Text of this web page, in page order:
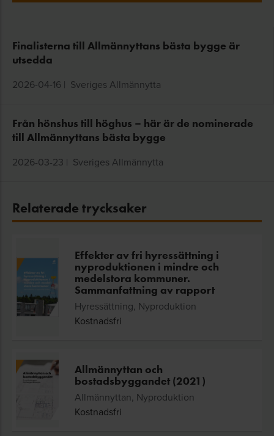
Finalisterna till Allmännyttans bästa bygge är
utsedda
2026-04-16 | Sveriges Allmännytta
Från hönshus till höghus – här är de nominerade
till Allmännyttans bästa bygge
2026-03-23 | Sveriges Allmännytta
Relaterade trycksaker
Effekter av fri hyressättning i
nyproduktionen i mindre och
medelstora kommuner.
Sammanfattning av rapport
Hyressättning, Nyproduktion
Kostnadsfri
Allmännyttan och
bostadsbyggandet (2021)
Allmännyttan, Nyproduktion
Kostnadsfri